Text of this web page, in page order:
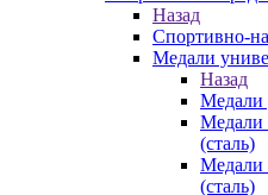
Назад
Спортивно-
Медали
Назад
Медали
Медали
(сталь)
Медали
(сталь)